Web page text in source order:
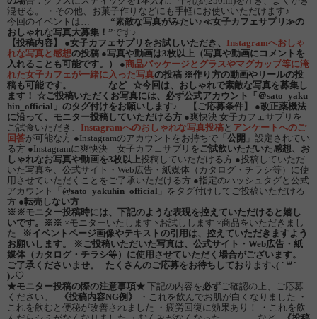
混ぜる。 ・その他、お菓子作りなどにも手軽にお使いいただけます♪
今回のイベントは… “素敵な写真がみたい♪≪女子カフェサプリ≫の
おしゃれな写真大募集！”です♪
【投稿内容】
●女子カフェサプリをお試しいただき、 Instagramへおしゃ
れな写真と感想の投稿 ●写真や動画は3枚以上 （写真や動画にコメントを
入れることも可能です。）
●商品パッケージとグラスやマグカップ等に淹
れた女子カフェが一緒に入った写真の投稿 ※作り方の動画やリールの投
稿も可能です。 など
☆今回は、おしゃれで素敵な写真を募集し
ます！ ☆ご投稿いただくお写真には、必ず公式アカウント「＠sato_yaku
hin_official」のタグ付けをお願いします♪
【ご応募条件】 ●改正薬機法
に沿って、モニター投稿していただける方 ●爽快決 女子カフェサプリを
ご試食いただき、 Instagramへのおしゃれな写真投稿と アンケートへのご
回答が可能な方 ●Instagramのアカウントをお持ちで「 公開
」設定されてい
る方 ●Instagramに爽快決 女子カフェサプリを ご試飲いただいた感想、お
しゃれなお写真や動画を3枚以上投稿していただける方 ●投稿していただ
いた写真を、公式サイト・Web広告・紙媒体（カタログ・チラシ等）に使
用させていただくことをご了承いただける方 ●指定のハッシュタグと公式
アカウント「 @sato_yakuhin_official 」をタグ付けしてご投稿いただける
方 ●転売しない方
※※モニター投稿時には、下記のような表現を控えていただけると嬉し
いです。※※ ×モニターいたします ×お試しします ×商品をいただきまし
た
※イベントページ画像やテキストの引用は、控えていただきますよう
お願いします。
※ご投稿いただいた写真は、公式サイト・Web広告・紙
媒体（カタログ・チラシ等）に使用させていただく場合がございます。
ご了承くださいませ。
たくさんのご応募をお待ちしております⸜( ´ ꒳ `
)⸝♡︎
★モニター投稿の際の注意事項★ 下記の内容を必ずご確認の上、ご応募
ください。
《投稿内容NG例》
・これを飲んでお肌が白くなりました ・
これを飲むと便秘が改善されました ・疲労回復に効果あり！ ・これを飲